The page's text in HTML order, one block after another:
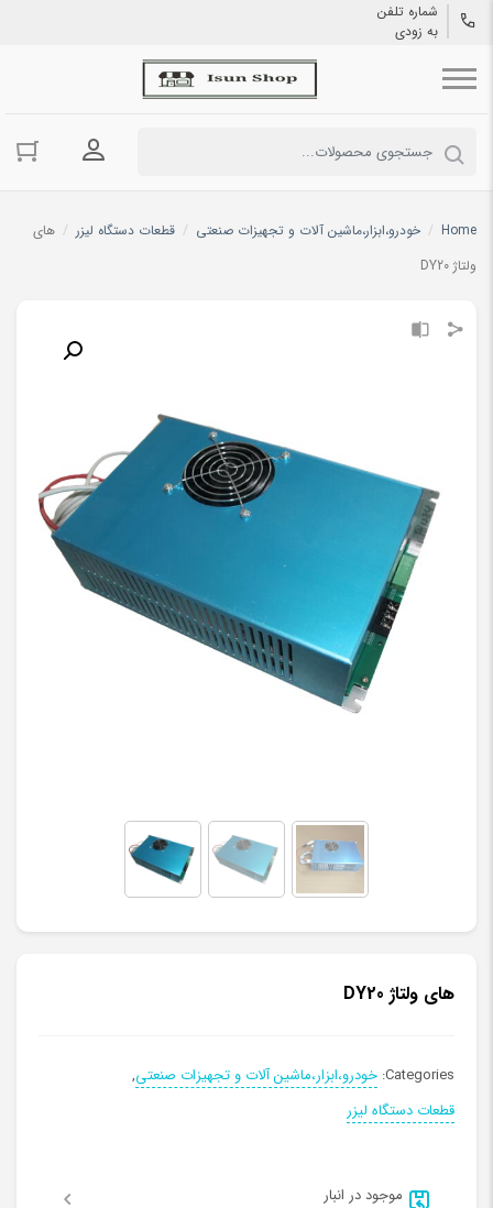
شماره تلفن
به زودی
ورود به
Home
/ خودرو،ابزار،ماشین آلات و تجهیزات صنعتی / قطعات دستگاه لیزر / های
ولتاژ DY20
های ولتاژ DY20
Categories: خودرو،ابزار،ماشین آلات و تجهیزات صنعتی,
قطعات دستگاه لیزر
موجود در انبار